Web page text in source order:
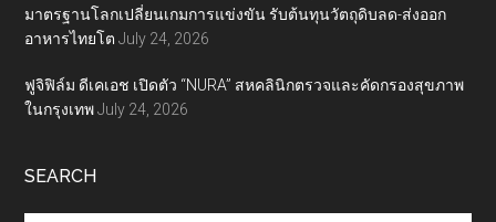
มาตรฐานโลกเปลี่ยนเกมการแข่งขัน รับต้นทุนวัตถุดิบลด-ส่งออก
อาหารไทยโต July 24, 2026
ฟูจิฟิล์ม ดีเคเอช เปิดตัว “NURA” สหคลินิกตรวจและคัดกรองสุขภาพ
ในกรุงเทพ July 24, 2026
SEARCH